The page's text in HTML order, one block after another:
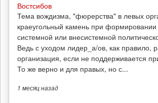
Востсибов
Тема вождизма, "фюрерства" в левых
краеугольный камень при
системной или внесистемной
Ведь с уходом лидер_а/ов, как правило,
организация, если не поддерживается
То же верно и для правых, но с...
1 месяцназад